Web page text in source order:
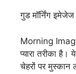
गुड मॉर्निंग
Morning
प्यारा तरीका
चेहरों पर मुस्कान